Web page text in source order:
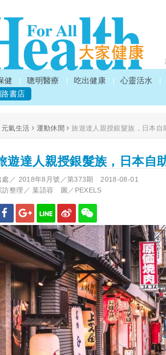
健 聰明醫療 吃出健康 心靈活水
書店
元氣生活 運動休閒 旅遊達人親授銀髮族，日本自
遊達人親授銀髮族，日本自
處／ 2018年8月號／第373期 2018-08-01
訪整理／ 葉語容 圖／PEXELS